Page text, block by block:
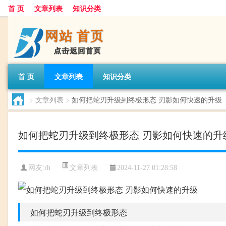
首 页 文章列表 知识分类
首 页 文章列表 知识分类
> 文章列表 > 如何把蛇刃升级到终极形态 刃影如何快速的升级
如何把蛇刃升级到终极形态 刃影如何快速的升
网友:rh 文章列表 2024-11-27 01:28:58
如何把蛇刃升级到终极形态